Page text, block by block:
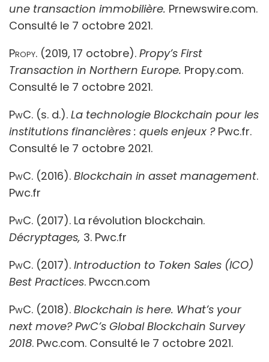
une transaction immobilière. Prnewswire.com.
Consulté le 7 octobre 2021.
Propy. (2019, 17 octobre). Propy’s First
Transaction in Northern Europe. Propy.com.
Consulté le 7 octobre 2021.
PwC. (s. d.). La technologie Blockchain pour les
institutions financières : quels enjeux ? Pwc.fr.
Consulté le 7 octobre 2021.
PwC. (2016). Blockchain in asset management.
Pwc.fr
PwC. (2017). La révolution blockchain.
Décryptages, 3. Pwc.fr
PwC. (2017). Introduction to Token Sales (ICO)
Best Practices. Pwccn.com
PwC. (2018). Blockchain is here. What’s your
next move? PwC’s Global Blockchain Survey
2018. Pwc.com. Consulté le 7 octobre 2021.